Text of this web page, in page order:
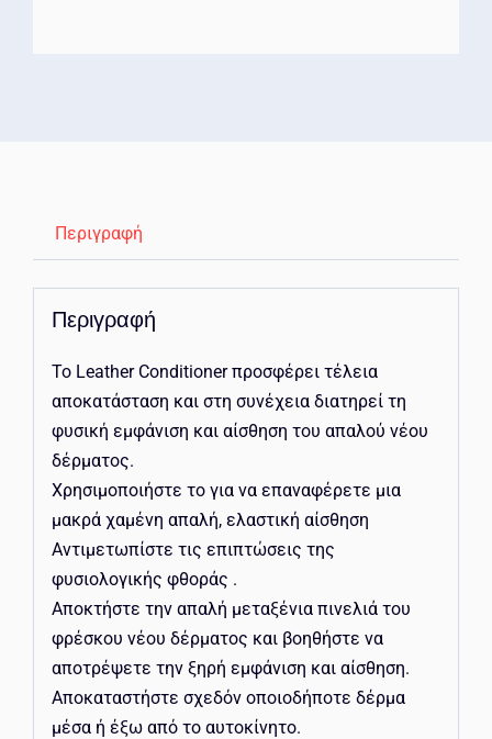
Περιγραφή
Περιγραφή
Το Leather Conditioner προσφέρει τέλεια
αποκατάσταση και στη συνέχεια διατηρεί τη
φυσική εμφάνιση και αίσθηση του απαλού νέου
δέρματος.
Χρησιμοποιήστε το για να επαναφέρετε μια
μακρά χαμένη απαλή, ελαστική αίσθηση
Αντιμετωπίστε τις επιπτώσεις της
φυσιολογικής φθοράς .
Αποκτήστε την απαλή μεταξένια πινελιά του
φρέσκου νέου δέρματος και βοηθήστε να
αποτρέψετε την ξηρή εμφάνιση και αίσθηση.
Αποκαταστήστε σχεδόν οποιοδήποτε δέρμα
μέσα ή έξω από το αυτοκίνητο.